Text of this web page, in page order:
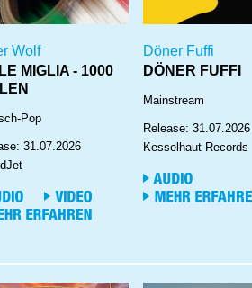
Wolf
MIGLIA - 1000
Pop
31.07.2026
Döner Fuffi
DÖNER FUFFI
Mainstream
Release: 31.07.2026
Kesselhaut Records